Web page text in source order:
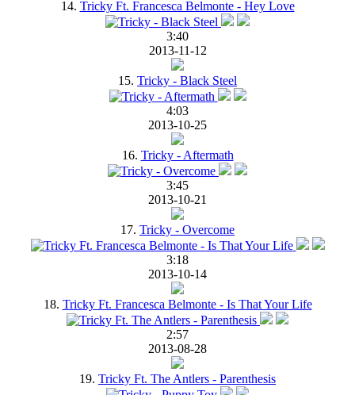
14. Tricky Ft. Francesca Belmonte - Hey Love
3:40
2013-11-12
15. Tricky - Black Steel
4:03
2013-10-25
16. Tricky - Aftermath
3:45
2013-10-21
17. Tricky - Overcome
3:18
2013-10-14
18. Tricky Ft. Francesca Belmonte - Is That Your Life
2:57
2013-08-28
19. Tricky Ft. The Antlers - Parenthesis